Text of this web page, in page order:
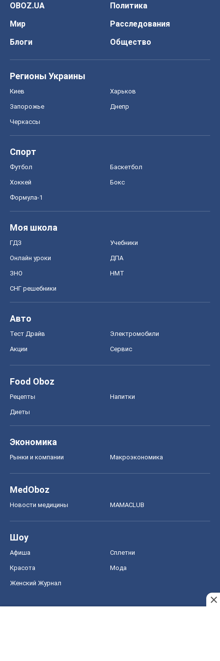
OBOZ.UA
Политика
Мир
Расследования
Блоги
Общество
Регионы Украины
Киев Харьков
Запорожье Днепр
Черкассы
Спорт
Футбол Баскетбол
Хоккей Бокс
Формула-1
Моя школа
ГДЗ Учебники
Онлайн уроки ДПА
ЗНО НМТ
СНГ решебники
Авто
Тест Драйв Электромобили
Акции Сервис
Food Oboz
Рецепты Напитки
Диеты
Экономика
Рынки и компании Mакроэкономика
MedOboz
Новости медицины MAMACLUB
Шоу
Афиша Сплетни
Красота Мода
Женский Журнал